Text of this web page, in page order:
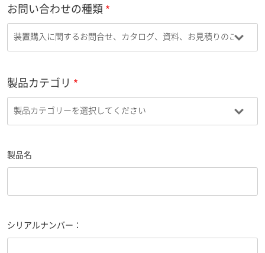
お問い合わせの種類
製品カテゴリ
製品名
シリアルナンバー：